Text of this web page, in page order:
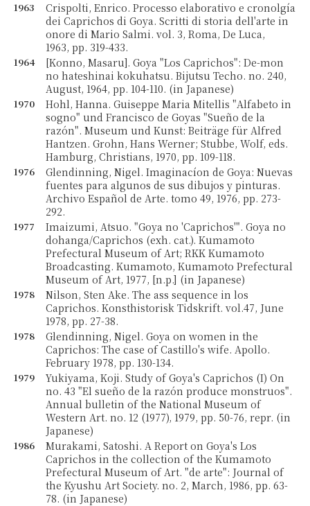
1963
Crispolti, Enrico. Processo elaborativo e cronolgía
dei Caprichos di Goya. Scritti di storia dell'arte in
onore di Mario Salmi. vol. 3, Roma, De Luca,
1963, pp. 319-433.
1964
[Konno, Masaru]. Goya "Los Caprichos": De-mon
no hateshinai kokuhatsu. Bijutsu Techo. no. 240,
August, 1964, pp. 104-110. (in Japanese)
1970
Hohl, Hanna. Guiseppe Maria Mitellis "Alfabeto in
sogno" und Francisco de Goyas "Sueño de la
razón". Museum und Kunst: Beiträge für Alfred
Hantzen. Grohn, Hans Werner; Stubbe, Wolf, eds.
Hamburg, Christians, 1970, pp. 109-118.
1976
Glendinning, Nigel. Imaginacíon de Goya: Nuevas
fuentes para algunos de sus dibujos y pinturas.
Archivo Español de Arte. tomo 49, 1976, pp. 273-
292.
1977
Imaizumi, Atsuo. "Goya no 'Caprichos'". Goya no
dohanga/Caprichos (exh. cat.). Kumamoto
Prefectural Museum of Art; RKK Kumamoto
Broadcasting. Kumamoto, Kumamoto Prefectural
Museum of Art, 1977, [n.p.] (in Japanese)
1978
Nilson, Sten Ake. The ass sequence in los
Caprichos. Konsthistorisk Tidskrift. vol.47, June
1978, pp. 27-38.
1978
Glendinning, Nigel. Goya on women in the
Caprichos: The case of Castillo's wife. Apollo.
February 1978, pp. 130-134.
1979
Yukiyama, Koji. Study of Goya's Caprichos (I) On
no. 43 "El sueño de la razón produce monstruos".
Annual bulletin of the National Museum of
Western Art. no. 12 (1977), 1979, pp. 50-76, repr. (in
Japanese)
1986
Murakami, Satoshi. A Report on Goya's Los
Caprichos in the collection of the Kumamoto
Prefectural Museum of Art. "de arte": Journal of
the Kyushu Art Society. no. 2, March, 1986, pp. 63-
78. (in Japanese)